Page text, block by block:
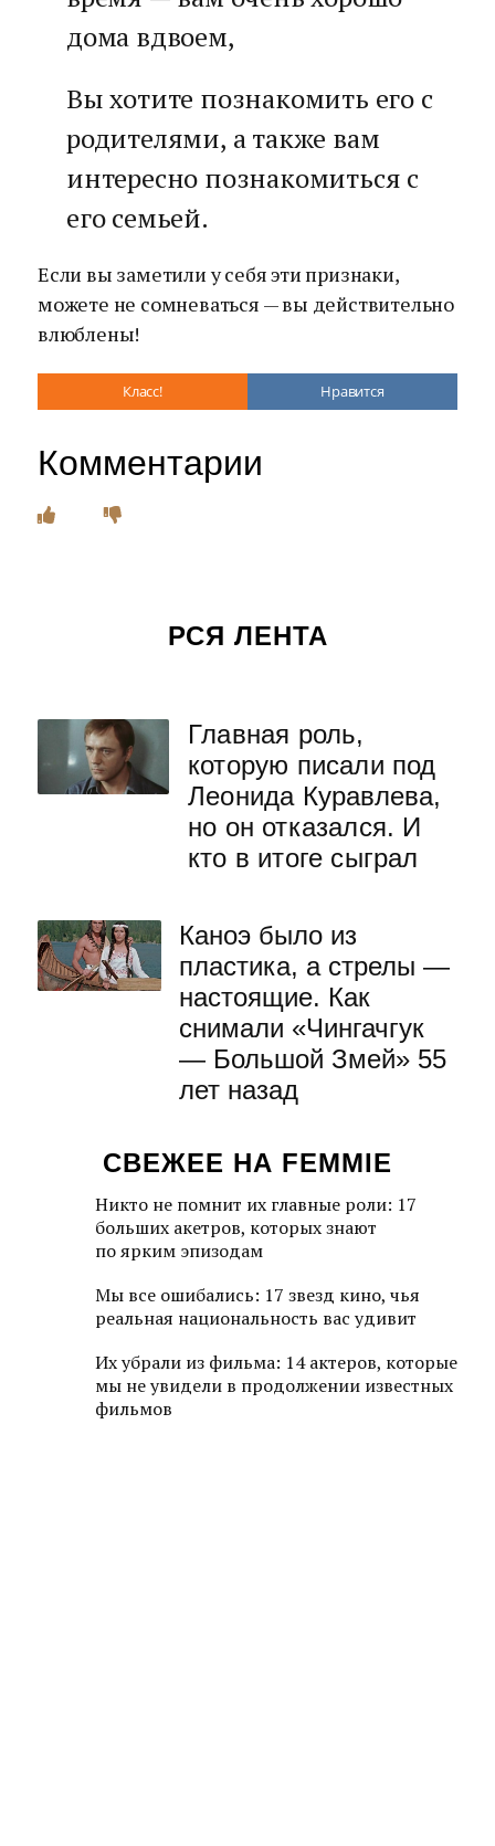
дома вдвоем,
Вы хотите познакомить его с
родителями, а также вам
интересно познакомиться с
его семьей.
Если вы заметили у себя эти признаки,
можете не сомневаться — вы действительно
влюблены!
Класс! Нравится
Комментарии
РСЯ ЛЕНТА
Главная роль,
которую писали под
Леонида Куравлева,
но он отказался. И
кто в итоге сыграл
Каноэ было из
пластика, а стрелы —
настоящие. Как
снимали «Чингачгук
— Большой Змей» 55
лет назад
СВЕЖЕЕ НА FEMMIE
Никто не помнит их главные роли: 17
больших акетров, которых знают
по ярким эпизодам
Мы все ошибались: 17 звезд кино, чья
реальная национальность вас удивит
Их убрали из фильма: 14 актеров, которые
мы не увидели в продолжении известных
фильмов